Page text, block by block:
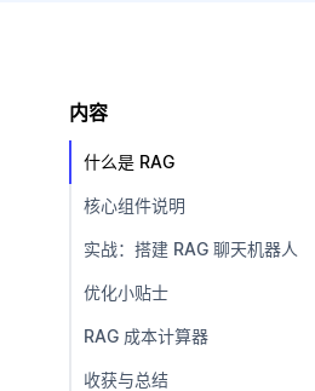
内容
什么是 RAG
核心组件说明
实战：搭建 RAG 聊天机器人
优化小贴士
RAG 成本计算器
收获与总结